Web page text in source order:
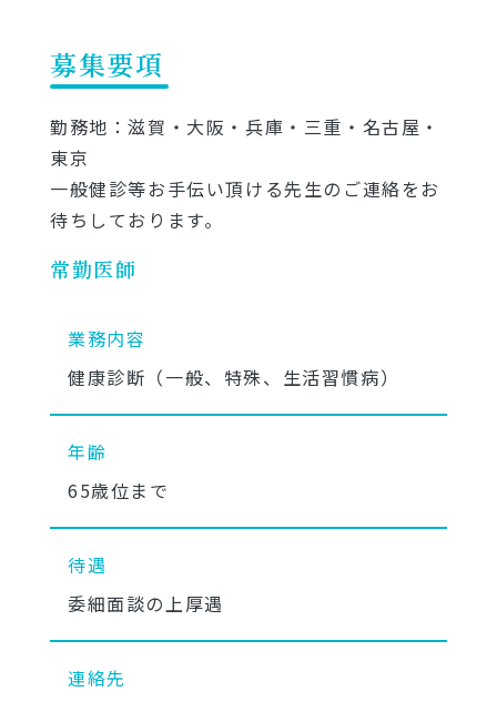
募集要項
勤務地：滋賀・大阪・兵庫・三重・名古屋・
東京
一般健診等お手伝い頂ける先生のご連絡をお
待ちしております。
常勤医師
業務内容
健康診断（一般、特殊、生活習慣病）
年齢
65歳位まで
待遇
委細面談の上厚遇
連絡先